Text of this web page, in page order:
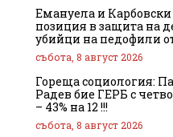
Емануела и Карбовски
позиция в защита на
убийци на педофили
събота, 8 август 2026
Гореща социология:
Радев бие ГЕРБ с
– 43% на 12 !!!
събота, 8 август 2026